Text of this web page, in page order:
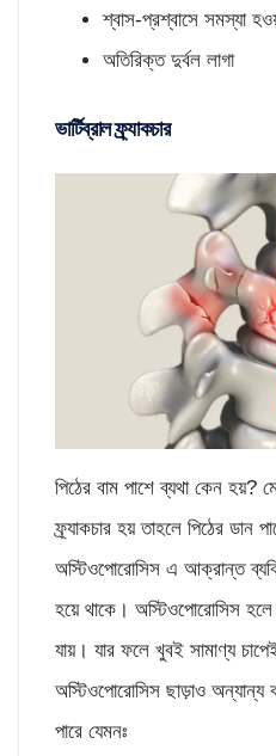
শ্বাস-প্রশ্বাসে সমস্যা
অতিরিক্ত দুর্বল লাগা
ভার্টিব্রাল ফ্র্যাকচার
পিঠের বাম পাশে ব্যথা কেন হয়?
ফ্র্যাকচার হয় তাহলে পিঠের ডান
অস্টিওপোরোসিস এ আক্রান্ত
হয়ে থাকে। অস্টিওপোরোসিস
যায়। যার ফলে খুবই সামাণ্য
অস্টিওপোরোসিস ছাড়াও অন্যান্য
পারে যেমনঃ